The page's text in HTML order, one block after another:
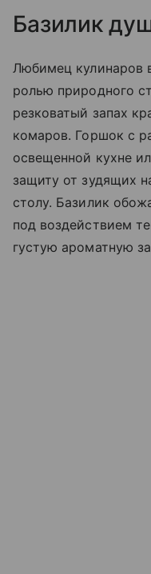
Базилик
Любимец кулинаров
ролью природного
резковатый запах
комаров. Горшок с
освещенной кухне
защиту от зудящих
столу. Базилик
под воздействием
густую ароматную